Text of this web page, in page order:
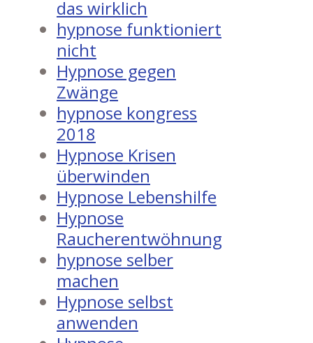
das wirklich
hypnose funktioniert
nicht
Hypnose gegen
Zwänge
hypnose kongress
2018
Hypnose Krisen
überwinden
Hypnose Lebenshilfe
Hypnose
Raucherentwöhnung
hypnose selber
machen
Hypnose selbst
anwenden